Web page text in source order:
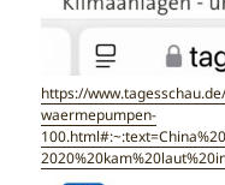
https://
waermepumpen-